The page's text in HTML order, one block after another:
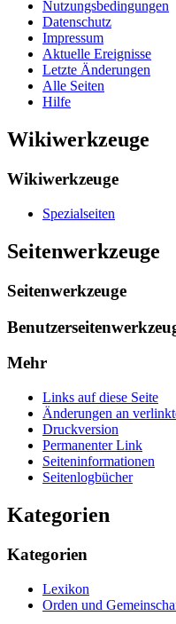
Nutzungsbedingungen
Datenschutz
Impressum
Aktuelle Ereignisse
Letzte Änderungen
Alle Seiten
Hilfe
Wikiwerkzeuge
Wikiwerkzeuge
Spezialseiten
Seitenwerkzeuge
Seitenwerkzeuge
Mehr
Links auf diese Seite
Änderungen an
Druckversion
Permanenter Link
Seiten­­informationen
Seitenlogbücher
Kategorien
Kategorien
Lexikon
Orden und